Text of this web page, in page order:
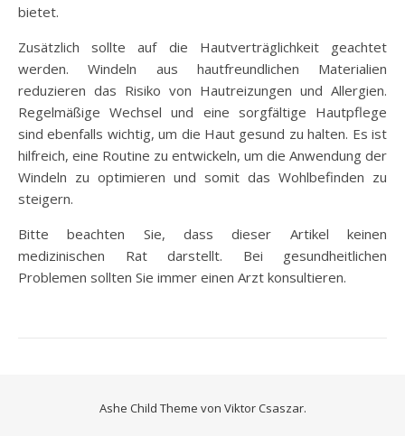
bietet.
Zusätzlich sollte auf die Hautverträglichkeit geachtet
werden. Windeln aus hautfreundlichen Materialien
reduzieren das Risiko von Hautreizungen und Allergien.
Regelmäßige Wechsel und eine sorgfältige Hautpflege
sind ebenfalls wichtig, um die Haut gesund zu halten. Es ist
hilfreich, eine Routine zu entwickeln, um die Anwendung der
Windeln zu optimieren und somit das Wohlbefinden zu
steigern.
Bitte beachten Sie, dass dieser Artikel keinen
medizinischen Rat darstellt. Bei gesundheitlichen
Problemen sollten Sie immer einen Arzt konsultieren.
Ashe Child Theme von Viktor Csaszar.